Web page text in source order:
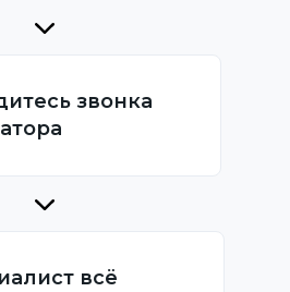
звонка
всё